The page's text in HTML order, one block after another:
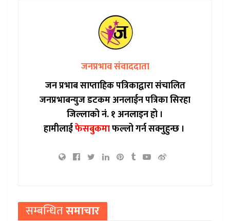
जनप्रभाव संवाददाता
जन प्रभाब साप्ताहिक पत्रिकाद्वारा संचालित
जनप्रभाबन्युज डटकम अनलाईन पत्रिका सिरहा
जिल्लाको नं. १ अनलाइन हो ।
हामीलाईफेसबुकमाफल्लो गर्न सक्नुहुन्छ ।
सम्बन्धितसमाचार